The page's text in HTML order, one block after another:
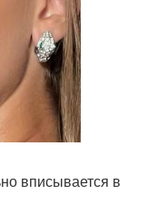
вписывается в